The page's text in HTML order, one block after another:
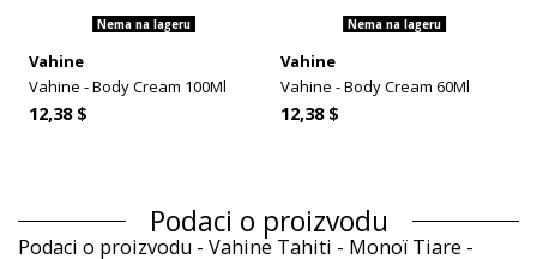
Nema na lageru
Vahine
Vahine - Body Cream 100Ml
12,38 $
Nema na lageru
Vahine
Vahine - Body Cream 60Ml
12,38 $
Podaci o proizvodu
Podaci o proizvodu - Vahine Tahiti - Monoï Tiare -